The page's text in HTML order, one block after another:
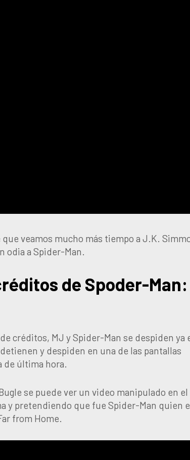
veamos mucho más tiempo a J.K.
odia a Spider-Man.
de Spoder-Man:
créditos, MJ y Spider-Man se despiden ya
y despiden en una de las pantallas
de última hora.
se puede ver un video manipulado en
y pretendiendo que fue Spider-Man quien
from Home.